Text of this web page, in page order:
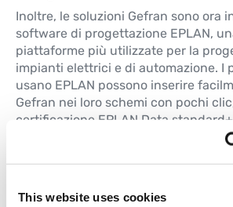
This website uses cookies
Inoltre, le soluzioni Gefran sono ora
software di progettazione EPLAN,
piattaforme più utilizzate per la
impianti elettrici e di automazione. I
usano EPLAN possono inserire
Gefran nei loro schemi con pochi
certificazione EPLAN Data standard+.
Con l’introduzione dei cataloghi
ed Eplan, Gefran rende la